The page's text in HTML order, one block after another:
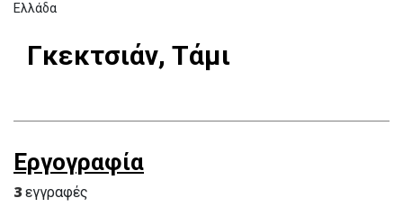
Ελλάδα
Γκεκτσιάν, Τάμι
Εργογραφία
3 εγγραφές